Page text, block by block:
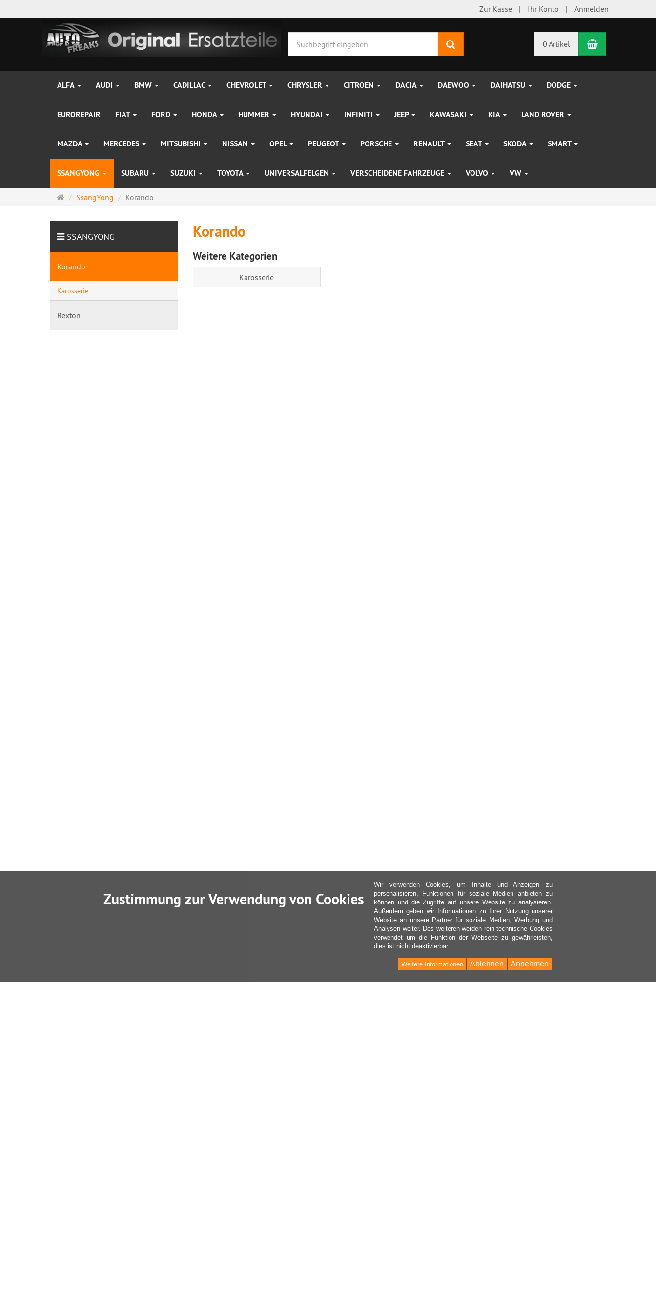
Zur Kasse Ihr Konto Anmelden
0 Artikel Warenkorb
ALFA AUDI BMW CADILLAC CHEVROLET CHRYSLER CITROEN DACIA DAEWOO DAIHATSU DODGE
EUROREPAIR FIAT FORD HONDA HUMMER HYUNDAI INFINITI JEEP KAWASAKI KIA LAND ROVER
MAZDA MERCEDES MITSUBISHI NISSAN OPEL PEUGEOT PORSCHE RENAULT SEAT SKODA SMART
SSANGYONG SUBARU SUZUKI TOYOTA UNIVERSALFELGEN VERSCHEIDENE FAHRZEUGE VOLVO VW
Startseite
SsangYong Korando
Korando
Weitere Kategorien
Karosserie
SSANGYONG
Korando
Karosserie
Rexton
Zustimmung zur Verwendung von Cookies
Wir verwenden Cookies, um Inhalte und Anzeigen zu
personalisieren, Funktionen für soziale Medien anbieten zu
können und die Zugriffe auf unsere Website zu analysieren.
Außerdem geben wir Informationen zu Ihrer Nutzung unserer
Website an unsere Partner für soziale Medien, Werbung und
Analysen weiter. Des weiteren werden rein technische Cookies
verwendet um die Funktion der Webseite zu gewährleisten,
dies ist nicht deaktivierbar.
Annehmen
Ablehnen
Weitere Informationen